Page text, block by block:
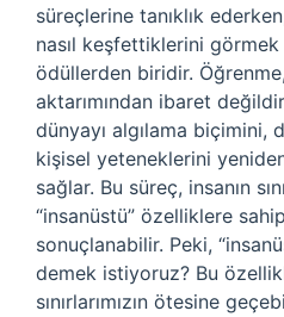
süreçlerine tanıklık
nasıl keşfettiklerini
ödüllerden biridir.
aktarımından ibaret
dünyayı algılama biçimini,
kişisel yeteneklerini
sağlar. Bu süreç, insanın
“insanüstü” özelliklere
sonuçlanabilir. Peki,
demek istiyoruz? Bu
sınırlarımızın ötesine